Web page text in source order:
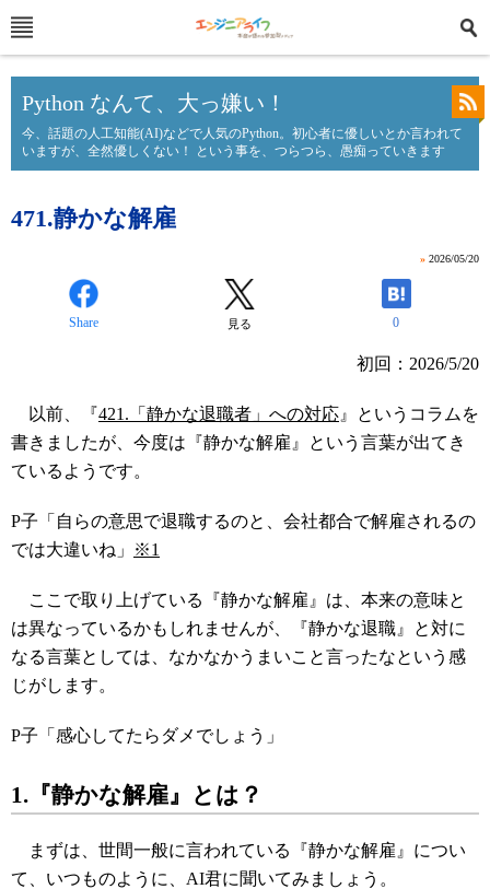
Python なんて、大っ嫌い！
今、話題の人工知能(AI)などで人気のPython。初心者に優しいとか言われて
いますが、全然優しくない！ という事を、つらつら、愚痴っていきます
471.静かな解雇
» 2026/05/20
Share 見る 0
初回：2026/5/20
以前、『421.「静かな退職者」への対応 』というコラムを
書きましたが、今度は『静かな解雇』という言葉が出てき
ているようです。
P子「自らの意思で退職するのと、会社都合で解雇されるの
では大違いね」
※1
ここで取り上げている『静かな解雇』は、本来の意味と
は異なっているかもしれませんが、『静かな退職』と対に
なる言葉としては、なかなかうまいこと言ったなという感
じがします。
P子「感心してたらダメでしょう」
1.『静かな解雇』とは？
まずは、世間一般に言われている『静かな解雇』につい
て、いつものように、AI君に聞いてみましょう。